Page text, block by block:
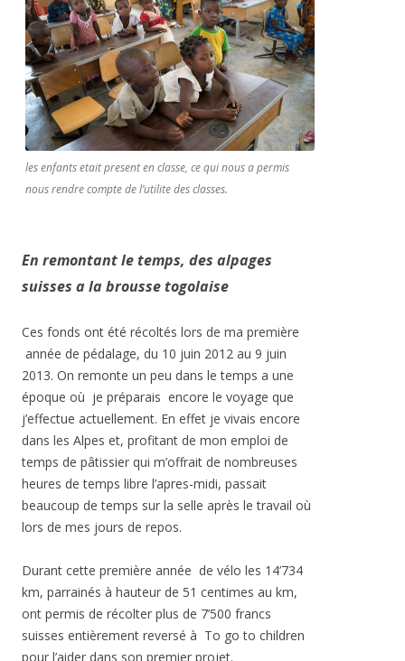
les enfants etait present en classe, ce qui nous a permis
nous rendre compte de l’utilite des classes.
En remontant le temps, des alpages
suisses a la brousse togolaise
Ces fonds ont été récoltés lors de ma première
année de pédalage, du 10 juin 2012 au 9 juin
2013. On remonte un peu dans le temps a une
époque où je préparais encore le voyage que
j’effectue actuellement. En effet je vivais encore
dans les Alpes et, profitant de mon emploi de
temps de pâtissier qui m’offrait de nombreuses
heures de temps libre l’apres-midi, passait
beaucoup de temps sur la selle après le travail où
lors de mes jours de repos.
Durant cette première année de vélo les 14’734
km, parrainés à hauteur de 51 centimes au km,
ont permis de récolter plus de 7’500 francs
suisses entièrement reversé à To go to children
pour l’aider dans son premier projet.